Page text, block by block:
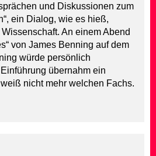
und Diskussionen zum
ein Dialog, wie es hieß,
An einem Abend
von James Benning auf dem
würde persönlich
übernahm ein
nicht mehr welchen Fachs.